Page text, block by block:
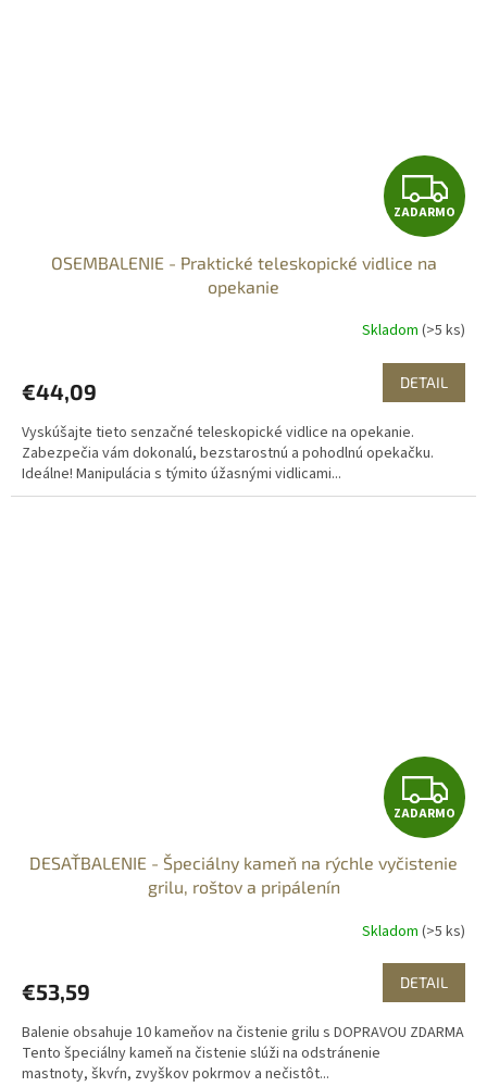
Z
A
A
R
M
ZADARMO
OSEMBALENIE - Praktické teleskopické vidlice na
opekanie
Skladom (>5 ks)
€44,09 DETAIL
Vyskúšajte tieto senzačné teleskopické vidlice na opekanie.
Zabezpečia vám dokonalú, bezstarostnú a pohodlnú opekačku.
Ideálne! Manipulácia s týmito úžasnými vidlicami...
Z
A
D
A
R
M
ZADARMO
DESAŤBALENIE - Špeciálny kameň na rýchle vyčistenie
grilu, roštov a pripálenín
Skladom (>5 ks)
€53,59 DETAIL
Balenie obsahuje 10 kameňov na čistenie grilu s DOPRAVOU ZDARMA
Tento špeciálny kameň na čistenie slúži na odstránenie
mastnoty, škvŕn, zvyškov pokrmov a nečistôt...